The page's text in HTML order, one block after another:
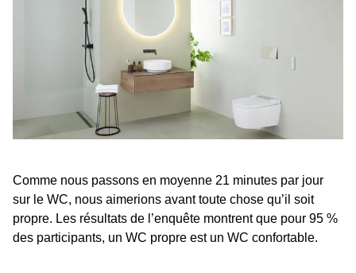
Comme nous passons en moyenne 21 minutes par jour
sur le WC, nous aimerions avant toute chose qu’il soit
propre. Les résultats de l’enquête montrent que pour 95 %
des participants, un WC propre est un WC confortable.